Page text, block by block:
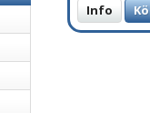
Info